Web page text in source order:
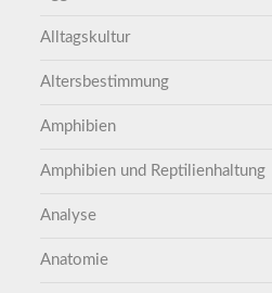
Alltagskultur
Altersbestimmung
Amphibien
Amphibien und Reptilienhaltung
Analyse
Anatomie